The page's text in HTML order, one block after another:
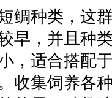
种类，这群
早，并且种
，适合搭配
收集饲养各